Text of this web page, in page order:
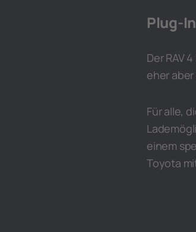
Plug-
Der RAV
eher
Für alle,
einem
Toyota